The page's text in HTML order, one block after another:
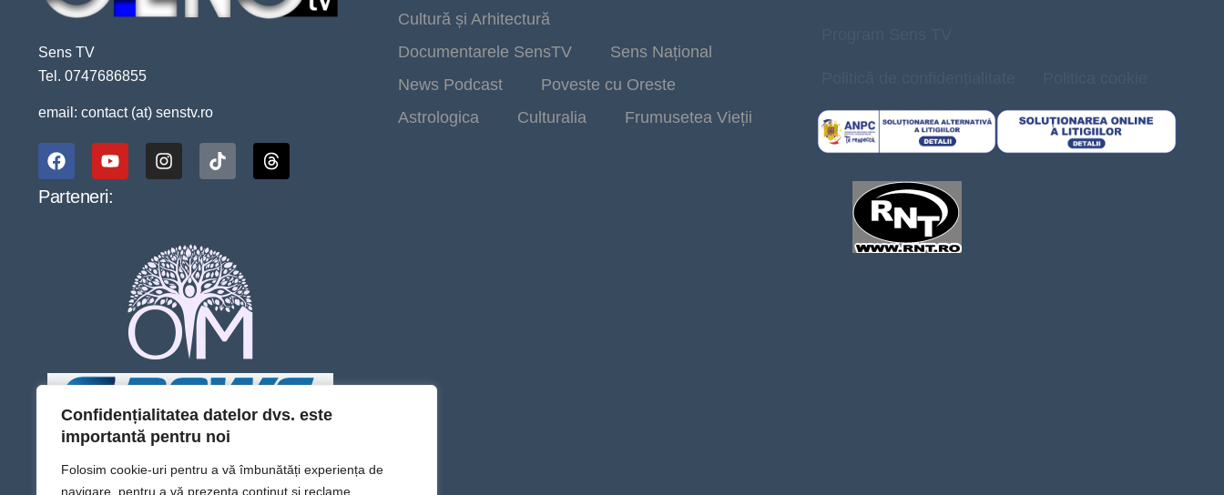
Confidențialitatea datelor dvs. este
importantă pentru noi
Folosim cookie-uri pentru a vă îmbunătăți experiența de
navigare, pentru a vă prezenta conținut și reclame
Sens TV
Tel. 0747686855
email: contact (at) senstv.ro
Parteneri:
Cultură și Arhitectură
Documentarele SensTV
Sens Național
News Podcast
Poveste cu Oreste
Astrologica
Culturalia Frumusetea Vieții